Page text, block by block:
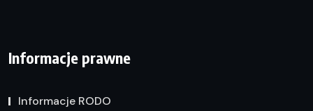
Informacje prawne
Informacje RODO